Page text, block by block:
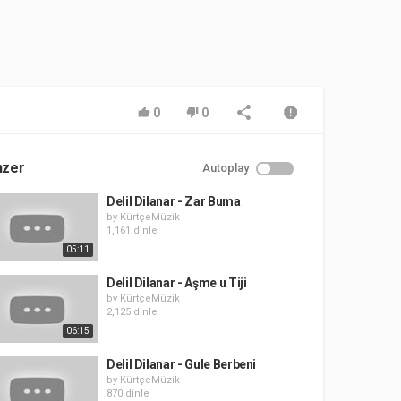
0 0
Autoplay
05:11
Delil Dilanar - Zar Buma
by KürtçeMüzik
1,161 dinle
06:15
Delil Dilanar - Aşme u Tiji
by KürtçeMüzik
2,125 dinle
Delil Dilanar - Gule Berbeni
by KürtçeMüzik
870 dinle